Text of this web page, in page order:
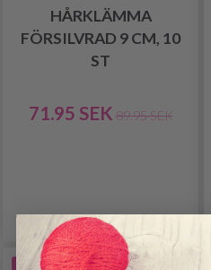
HÅRKLÄMMA
FÖRSILVRAD 9 CM, 10
ST
71.95 SEK 89.95 SEK
-10%